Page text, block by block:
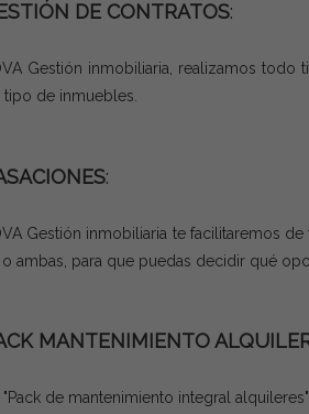
DE CONTRATOS:
Gestión inmobiliaria, realizamos
de inmuebles.
:
Gestión inmobiliaria te facilitaremos
ambas, para que puedas decidir qué
MANTENIMIENTO
"Pack de mantenimiento integral